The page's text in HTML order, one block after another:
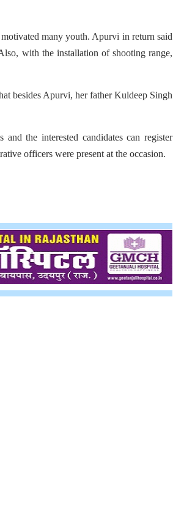
many youth. Apurvi in return said
with the installation of shooting range,
besides Apurvi, her father Kuldeep Singh
the interested candidates can register
officers were present at the occasion.